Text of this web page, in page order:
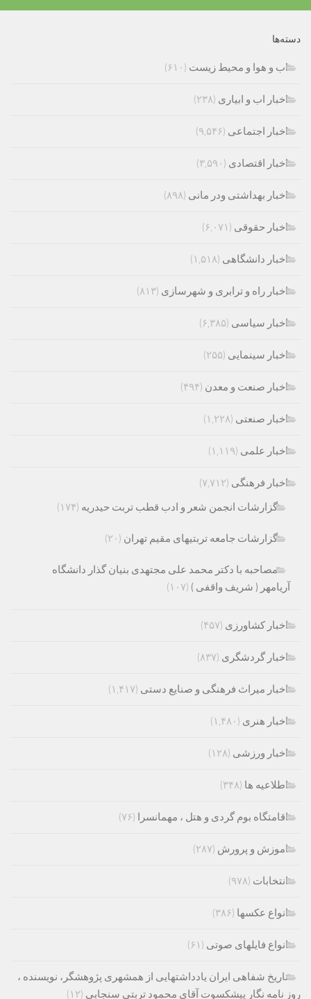
دسته‌ها
اب و هوا و محیط زیست (۶۱۰)
اخبار اب و ابیاری (۲۳۸)
اخبار اجتماعی (۹,۵۴۶)
اخبار اقتصادی (۳,۵۹۰)
اخبار بهداشتی ودر مانی (۸۹۸)
اخبار حقوقی (۶,۰۷۱)
اخبار دانشگاهی (۱,۵۱۸)
اخبار راه و ترابری و شهرسازی (۸۱۳)
اخبار سیاسی (۶,۳۸۵)
اخبار سینمایی (۲۵۵)
اخبار صنعت و معدن (۴۹۴)
اخبار صنعتی (۱,۲۲۸)
اخبار علمی (۱,۱۱۹)
اخبار فرهنگی (۷,۷۱۲)
گزارشات انجمن شعر و ادب قطب تربت حیدریه (۱۷۴)
گزارشات جامعه تربتیهای مقیم تهران (۲۰)
مصاحبه با دکتر محمد علی مجتهدی بنیان گذار دانشگاه
آریامهر ( شریف واقفی ) (۱۰۷)
اخبار کشاورزی (۴۵۷)
اخبار گردشگری (۸۳۷)
اخبار میراث فرهنگی و صنایع دستی (۱,۴۱۷)
اخبار هنری (۱,۴۸۰)
اخبار ورزشی (۱۲۸)
اطلاعیه ها (۳۴۸)
اقامتگاه بوم گردی و هتل ، مهمانسرا (۷۶)
اموزش و پرورش (۲۸۷)
انتخابات (۹۷۸)
انواع عکسها (۳۸۶)
انواع فایلهای صوتی (۶۱)
تاریخ شفاهی ایران یادداشتهایی از همشهری پژوهشگر، نویسنده ،
روز نامه نگار پیشکسوت آقای محمود تربتی سنجابی (۱۲)